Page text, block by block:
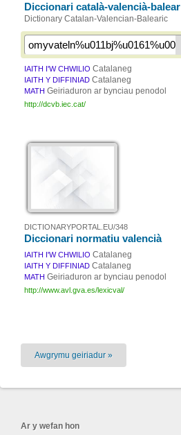
Diccionari català-valencià-balear
Dictionary Catalan-Valencian-Balearic
IAITH I'W CHWILIO Catalaneg
IAITH Y DIFFINIAD Catalaneg
MATH Geiriaduron ar bynciau penodol
http://dcvb.iec.cat/
DICTIONARYPORTAL.EU/348
Diccionari normatiu valencià
IAITH I'W CHWILIO Catalaneg
IAITH Y DIFFINIAD Catalaneg
MATH Geiriaduron ar bynciau penodol
http://www.avl.gva.es/lexicval/
Awgrymu geiriadur »
Ar y wefan hon